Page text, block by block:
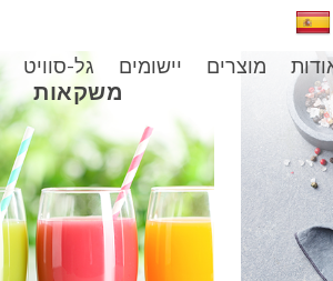
מוצרים יישומים גל-סוויט
משקאות